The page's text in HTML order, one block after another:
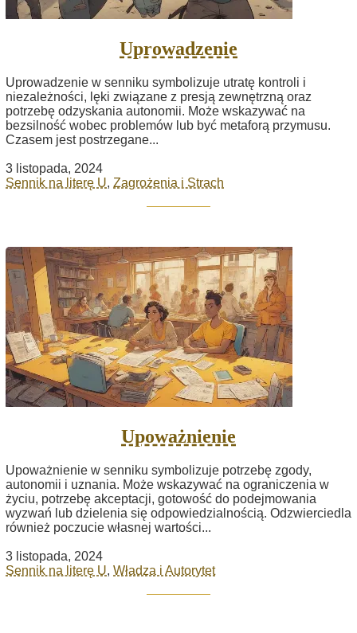
Uprowadzenie
Uprowadzenie w senniku symbolizuje utratę kontroli i
niezależności, lęki związane z presją zewnętrzną oraz
potrzebę odzyskania autonomii. Może wskazywać na
bezsilność wobec problemów lub być metaforą przymusu.
Czasem jest postrzegane...
3 listopada, 2024
Sennik na literę U, Zagrożenia i Strach
Upoważnienie
Upoważnienie w senniku symbolizuje potrzebę zgody,
autonomii i uznania. Może wskazywać na ograniczenia w
życiu, potrzebę akceptacji, gotowość do podejmowania
wyzwań lub dzielenia się odpowiedzialnością. Odzwierciedla
również poczucie własnej wartości...
3 listopada, 2024
Sennik na literę U, Władza i Autorytet